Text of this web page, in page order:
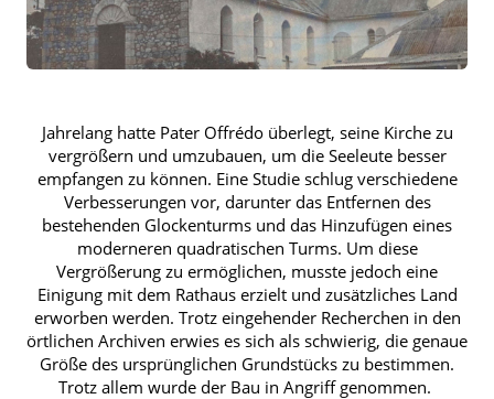
Jahrelang hatte Pater Offrédo überlegt, seine Kirche zu
vergrößern und umzubauen, um die Seeleute besser
empfangen zu können. Eine Studie schlug verschiedene
Verbesserungen vor, darunter das Entfernen des
bestehenden Glockenturms und das Hinzufügen eines
moderneren quadratischen Turms. Um diese
Vergrößerung zu ermöglichen, musste jedoch eine
Einigung mit dem Rathaus erzielt und zusätzliches Land
erworben werden. Trotz eingehender Recherchen in den
örtlichen Archiven erwies es sich als schwierig, die genaue
Größe des ursprünglichen Grundstücks zu bestimmen.
Trotz allem wurde der Bau in Angriff genommen.